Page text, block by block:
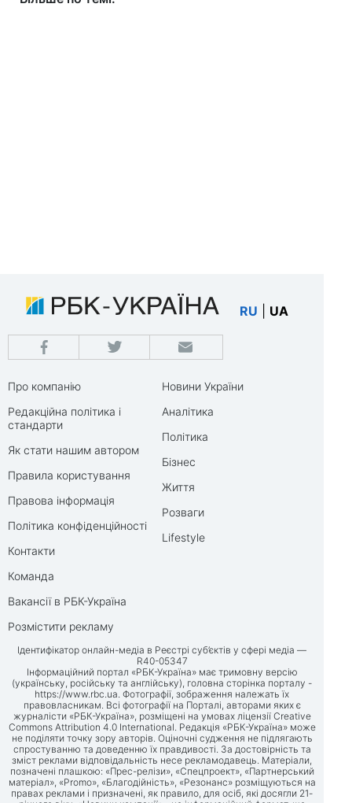
RU UA
Про компанію
Редакційна політика і
стандарти
Як стати нашим автором
Правила користування
Правова інформація
Політика конфіденційності
Контакти
Команда
Вакансії в РБК-Україна
Розмістити рекламу
Новини України
Аналітика
Політика
Бізнес
Життя
Розваги
Lifestyle
Ідентифікатор онлайн-медіа в Реєстрі суб’єктів у сфері медіа —
R40-05347
Інформаційний портал «РБК-Україна» має тримовну версію
(українську, російську та англійську), головна сторінка порталу -
https://www.rbc.ua. Фотографії, зображення належать їх
правовласникам. Всі фотографії на Порталі, авторами яких є
журналісти «РБК-Україна», розміщені на умовах ліцензії Creative
Commons Attribution 4.0 International. Редакція «РБК-Україна» може
не поділяти точку зору авторів. Оціночні судження не підлягають
спростуванню та доведенню їх правдивості. За достовірність та
зміст реклами відповідальність несе рекламодавець. Матеріали,
позначені плашкою: «Прес-релізи», «Спецпроект», «Партнерський
матеріал», «Promo», «Благодійність», «Резонанс» розміщуються на
правах реклами і призначені, як правило, для осіб, які досягли 21-